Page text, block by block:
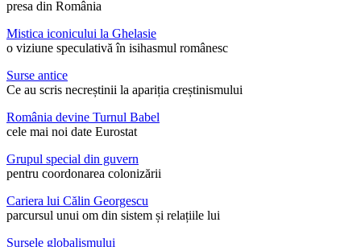
presa din România
Mistica iconicului la Ghelasie
o viziune speculativă în isihasmul românesc
Surse antice
Ce au scris necreștinii la apariția creștinismului
România devine Turnul Babel
cele mai noi date Eurostat
Grupul special din guvern
pentru coordonarea colonizării
Cariera lui Călin Georgescu
parcursul unui om din sistem și relațiile lui
Sursele globalismului